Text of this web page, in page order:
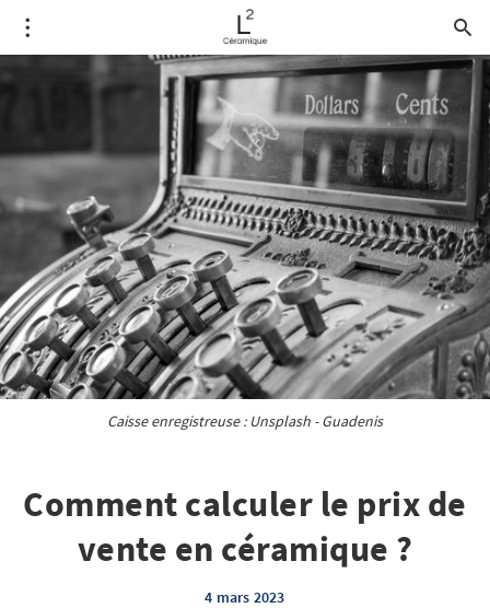
Caisse enregistreuse : Unsplash - Guadenis
Comment calculer le prix de
vente en céramique ?
4 mars 2023